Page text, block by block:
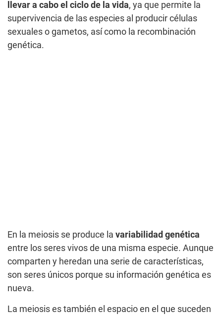
llevar a cabo el ciclo de la vida, ya que permite la
supervivencia de las especies al producir células
sexuales o gametos, así como la recombinación
genética.
En la meiosis se produce la variabilidad genética
entre los seres vivos de una misma especie. Aunque
comparten y heredan una serie de características,
son seres únicos porque su información genética es
nueva.
La meiosis es también el espacio en el que suceden